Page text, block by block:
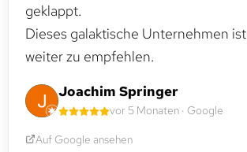
geklappt.
Dieses galaktische Unternehmen
weiter zu empfehlen.
Joachim Springer
vor 5 Monaten · Google
Auf Google ansehen